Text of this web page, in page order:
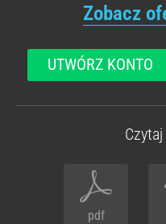
Zobacz
UTWÓRZ KONTO
pdf